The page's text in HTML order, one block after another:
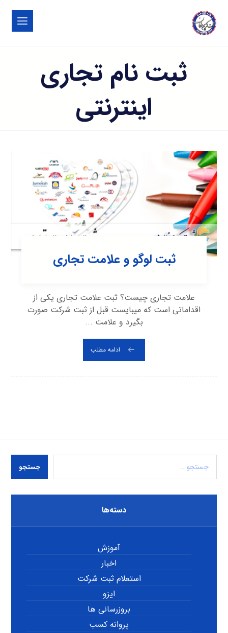
ثبت نام تجاری
اینترنتی
ثبت لوگو و علامت تجاری
علامت تجاری چیست؟ ثبت علامت تجاری یکی از
اقداماتی است که میبایست قبل از ثبت شرکت صورت
بگیرد و علامت ...
ادامه مطلب
جستجو
دسته‌ها
آموزش
اخبار
استعلام ثبت شرکت
ایزو
بروزرسانی ها
پروانه کسب